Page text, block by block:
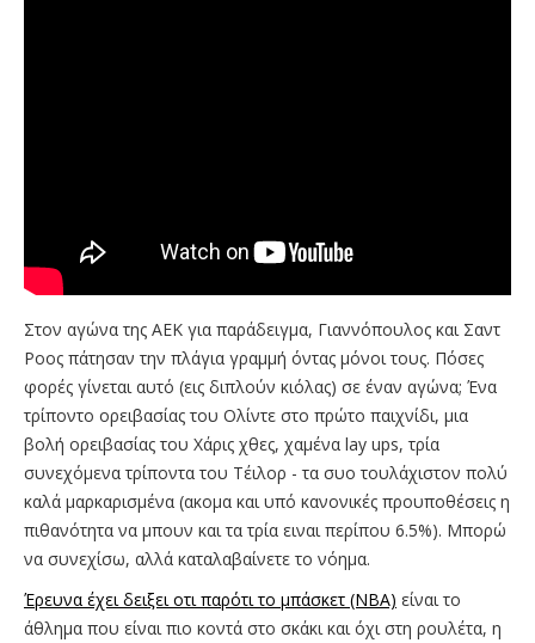
Στον αγώνα της ΑΕΚ για παράδειγμα, Γιαννόπουλος και Σαντ
Ροος πάτησαν την πλάγια γραμμή όντας μόνοι τους. Πόσες
φορές γίνεται αυτό (εις διπλούν κιόλας) σε έναν αγώνα; Ένα
τρίποντο ορειβασίας του Ολίντε στο πρώτο παιχνίδι, μια
βολή ορειβασίας του Χάρις χθες, χαμένα lay ups, τρία
συνεχόμενα τρίποντα του Τέιλορ - τα συο τουλάχιστον πολύ
καλά μαρκαρισμένα (ακομα και υπό κανονικές προυποθέσεις η
πιθανότητα να μπουν και τα τρία ειναι περίπου 6.5%). Μπορώ
να συνεχίσω, αλλά καταλαβαίνετε το νόημα.
Έρευνα έχει δειξει οτι παρότι το μπάσκετ (ΝΒΑ) είναι το
άθλημα που είναι πιο κοντά στο σκάκι και όχι στη ρουλέτα, η